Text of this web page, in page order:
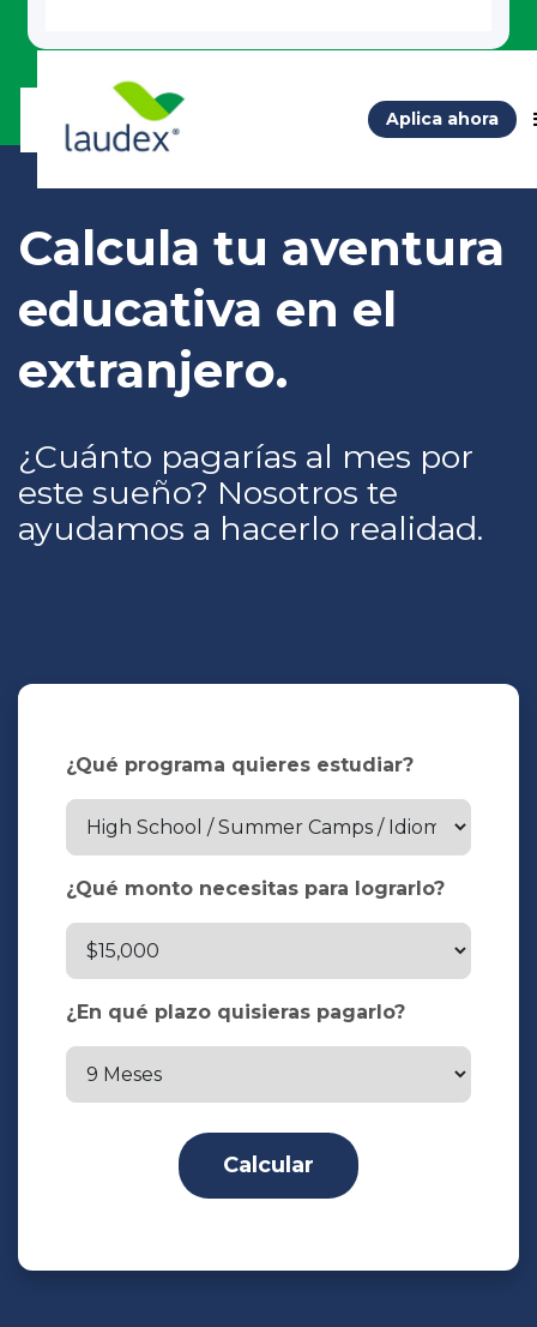
Aplica ahora
Calcula tu aventura
educativa en el
extranjero.
¿Cuánto pagarías al mes por
este sueño? Nosotros te
ayudamos a hacerlo realidad.
¿Qué programa quieres estudiar?
¿Qué monto necesitas para lograrlo?
¿En qué plazo quisieras pagarlo?
Calcular